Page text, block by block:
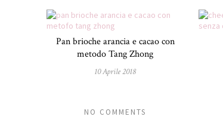
Pan brioche arancia e cacao con
metodo Tang Zhong
10 Aprile 2018
NO COMMENTS